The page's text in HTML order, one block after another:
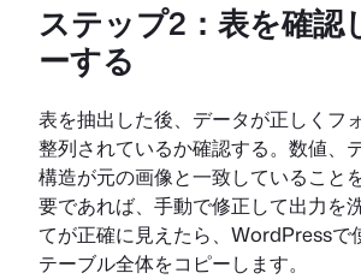
ステップ2：表を確認
ーする
表を抽出した後、データが正しくフ
整列されているか確認する。数値、
構造が元の画像と一致していること
要であれば、手動で修正して出力を
てが正確に見えたら、WordPressで
テーブル全体をコピーします。